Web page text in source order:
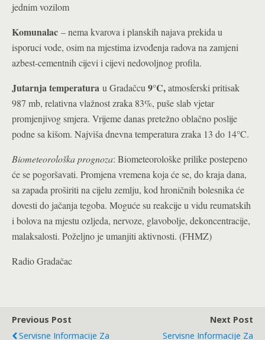
jednim vozilom
Komunalac – nema kvarova i planskih najava prekida u
isporuci vode, osim na mjestima izvođenja radova na zamjeni
azbest-cementnih cijevi i cijevi nedovoljnog profila.
Jutarnja temperatura u Gradačcu 9°C,atmosferski pritisak
987 mb, relativna vlažnost zraka 83%, puše slab vjetar
promjenjivog smjera. Vrijeme danas pretežno oblačno poslije
podne sa kišom. Najviša dnevna temperatura zraka 13 do 14°C.
Biometeorološka prognoza: Biometeorološke prilike postepeno
će se pogoršavati. Promjena vremena koja će se, do kraja dana,
sa zapada proširiti na cijelu zemlju, kod hroničnih bolesnika će
dovesti do jačanja tegoba. Moguće su reakcije u vidu reumatskih
i bolova na mjestu ozljeda, nervoze, glavobolje, dekoncentracije,
malaksalosti. Poželjno je umanjiti aktivnosti. (FHMZ)
Radio Gradačac
Previous Post
Servisne Informacije Za
Next Post
Servisne Informacije Za